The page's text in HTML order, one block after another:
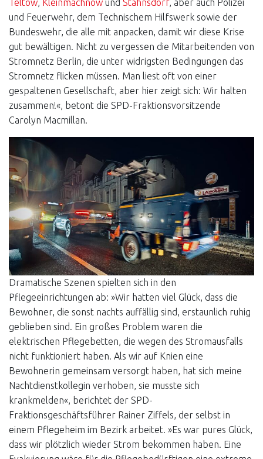
Teltow, Kleinmachnow und Stahnsdorf, aber auch Polizei
und Feuerwehr, dem Technischem Hilfswerk sowie der
Bundeswehr, die alle mit anpacken, damit wir diese Krise
gut bewältigen. Nicht zu vergessen die Mitarbeitenden von
Stromnetz Berlin, die unter widrigsten Bedingungen das
Stromnetz flicken müssen. Man liest oft von einer
gespaltenen Gesellschaft, aber hier zeigt sich: Wir halten
zusammen!«, betont die SPD-Fraktionsvorsitzende
Carolyn Macmillan.
Dramatische Szenen spielten sich in den
Pflegeeinrichtungen ab: »Wir hatten viel Glück, dass die
Bewohner, die sonst nachts auffällig sind, erstaunlich ruhig
geblieben sind. Ein großes Problem waren die
elektrischen Pflegebetten, die wegen des Stromausfalls
nicht funktioniert haben. Als wir auf Knien eine
Bewohnerin gemeinsam versorgt haben, hat sich meine
Nachtdienstkollegin verhoben, sie musste sich
krankmelden«, berichtet der SPD-
Fraktionsgeschäftsführer Rainer Ziffels, der selbst in
einem Pflegeheim im Bezirk arbeitet. »Es war pures Glück,
dass wir plötzlich wieder Strom bekommen haben. Eine